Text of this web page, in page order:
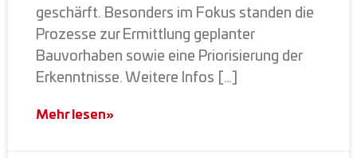
geschärft. Besonders im Fokus standen die
Prozesse zur Ermittlung geplanter
Bauvorhaben sowie eine Priorisierung der
Erkenntnisse. Weitere Infos […]
Mehr lesen»